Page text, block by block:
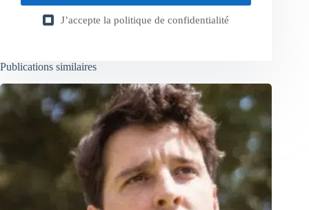
J’accepte la politique de confidentialité
Publications similaires